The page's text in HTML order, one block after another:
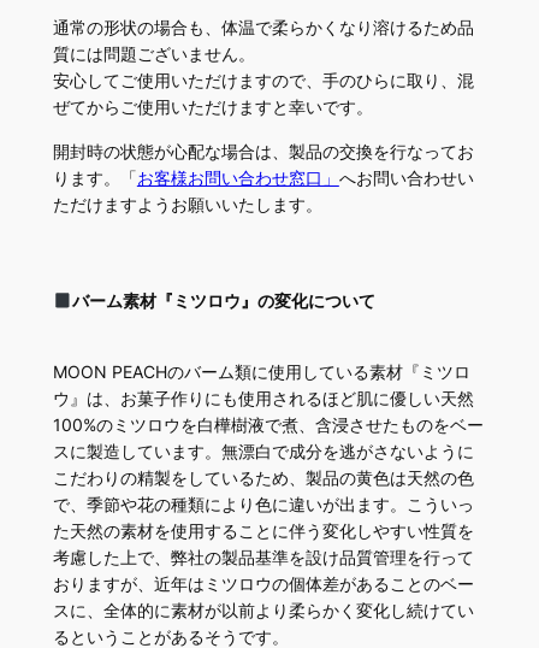
通常の形状の場合も、体温で柔らかくなり溶けるため品
質には問題ございません。
安心してご使用いただけますので、手のひらに取り、混
ぜてからご使用いただけますと幸いです。
開封時の状態が心配な場合は、製品の交換を行なってお
ります。「お客様お問い合わせ窓口」 へお問い合わせい
ただけますようお願いいたします。
バーム素材『ミツロウ』の変化について
MOON PEACHのバーム類に使用している素材『ミツロ
ウ』は、お菓子作りにも使用されるほど肌に優しい天然
100%のミツロウを白樺樹液で煮、含浸させたものをベー
スに製造しています。無漂白で成分を逃がさないように
こだわりの精製をしているため、製品の黄色は天然の色
で、季節や花の種類により色に違いが出ます。こういっ
た天然の素材を使用することに伴う変化しやすい性質を
考慮した上で、弊社の製品基準を設け品質管理を行って
おりますが、近年はミツロウの個体差があることのベー
スに、全体的に素材が以前より柔らかく変化し続けてい
るということがあるそうです。